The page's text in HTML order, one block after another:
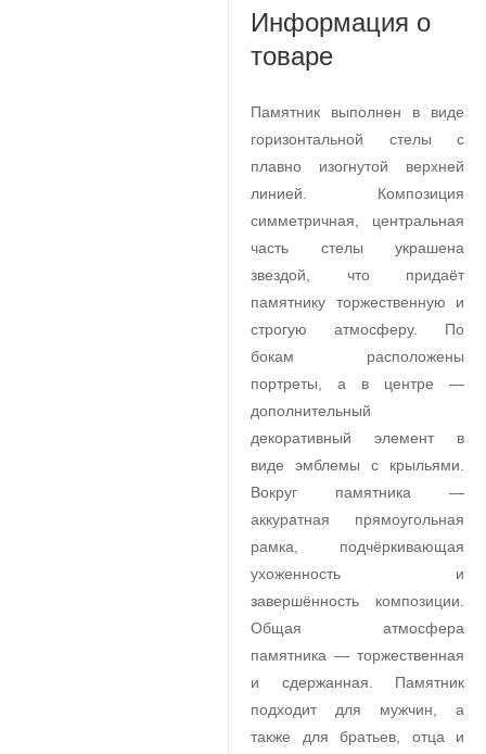
Информация о
товаре
Памятник выполнен в виде
горизонтальной стелы с
плавно изогнутой верхней
линией. Композиция
симметричная, центральная
часть стелы украшена
звездой, что придаёт
памятнику торжественную и
строгую атмосферу. По
бокам расположены
портреты, а в центре —
дополнительный
декоративный элемент в
виде эмблемы с крыльями.
Вокруг памятника —
аккуратная прямоугольная
рамка, подчёркивающая
ухоженность и
завершённость композиции.
Общая атмосфера
памятника — торжественная
и сдержанная. Памятник
подходит для мужчин, а
также для братьев, отца и